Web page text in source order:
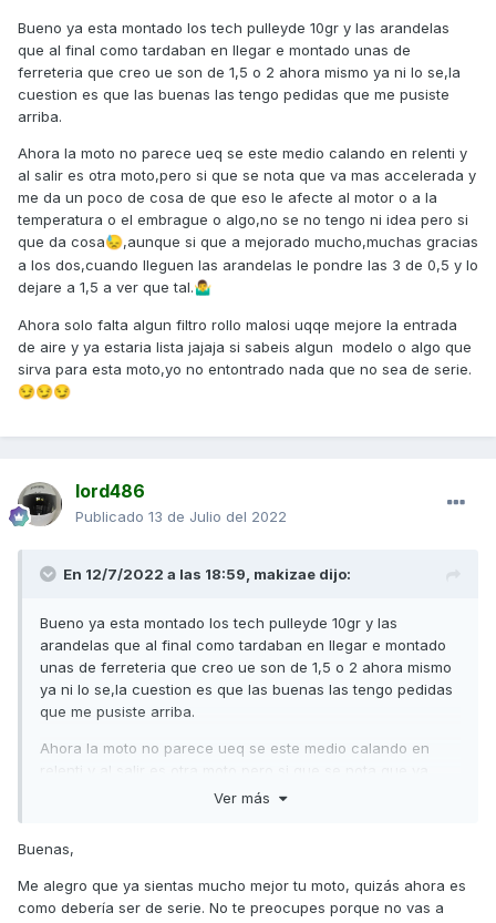
Bueno ya esta montado los tech pulleyde 10gr y las arandelas
que al final como tardaban en llegar e montado unas de
ferreteria que creo ue son de 1,5 o 2 ahora mismo ya ni lo se,la
cuestion es que las buenas las tengo pedidas que me pusiste
arriba.
Ahora la moto no parece ueq se este medio calando en relenti y
al salir es otra moto,pero si que se nota que va mas accelerada y
me da un poco de cosa de que eso le afecte al motor o a la
temperatura o el embrague o algo,no se no tengo ni idea pero si
que da cosa😓,aunque si que a mejorado mucho,muchas gracias
a los dos,cuando lleguen las arandelas le pondre las 3 de 0,5 y lo
dejare a 1,5 a ver que tal.🤷‍♂️
Ahora solo falta algun filtro rollo malosi uqqe mejore la entrada
de aire y ya estaria lista jajaja si sabeis algun modelo o algo que
sirva para esta moto,yo no entontrado nada que no sea de serie.
😏😏😏
lord486
Publicado 13 de Julio del 2022
En 12/7/2022 a las 18:59, makizae dijo:
Bueno ya esta montado los tech pulleyde 10gr y las
arandelas que al final como tardaban en llegar e montado
unas de ferreteria que creo ue son de 1,5 o 2 ahora mismo
ya ni lo se,la cuestion es que las buenas las tengo pedidas
que me pusiste arriba.
Ahora la moto no parece ueq se este medio calando en
relenti y al salir es otra moto,pero si que se nota que va
mas accelerada y me da un poco de cosa de que eso le
mejorado mucho,muchas gracias a los dos,cuando lleguen
las arandelas le pondre las 3 de 0,5 y lo dejare a 1,5 a ver
que tal.🤷‍♂️
Ver más
Buenas,
Me alegro que ya sientas mucho mejor tu moto, quizás ahora es
como debería ser de serie. No te preocupes porque no vas a